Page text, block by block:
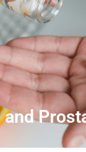
and